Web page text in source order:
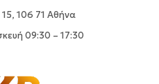
106 71 Αθήνα
09:30 – 17:30